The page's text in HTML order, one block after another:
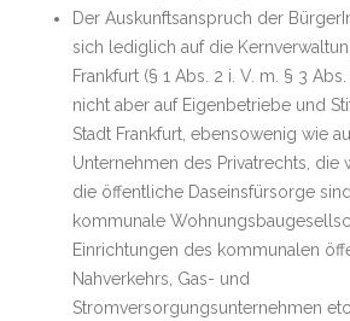
Der Auskunftsanspruch der
sich lediglich auf die
Frankfurt (§ 1 Abs. 2 i. V. m. § 3
nicht aber auf Eigenbetriebe und
Stadt Frankfurt, ebensowenig wie
Unternehmen des Privatrechts, die
die öffentliche Daseinsfürsorge sind
kommunale
Einrichtungen des kommunalen
Nahverkehrs, Gas- und
Stromversorgungsunternehmen